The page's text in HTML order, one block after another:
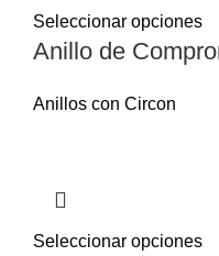
Seleccionar opciones
Anillo de
Anillos con Circon
Seleccionar opciones